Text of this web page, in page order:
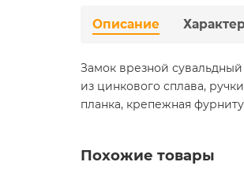
Описание
Замок врезной
из цинкового сплава,
планка, крепежная
Похожие товары